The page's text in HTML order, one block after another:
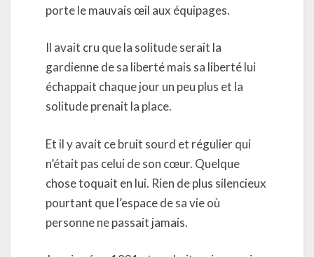
porte le mauvais œil aux équipages.
Il avait cru que la solitude serait la
gardienne de sa liberté mais sa liberté lui
échappait chaque jour un peu plus et la
solitude prenait la place.
Et il y avait ce bruit sourd et régulier qui
n’était pas celui de son cœur. Quelque
chose toquait en lui. Rien de plus silencieux
pourtant que l’espace de sa vie où
personne ne passait jamais.